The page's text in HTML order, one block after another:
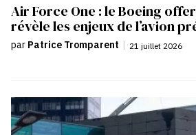
Air Force One : le Boeing
révèle les enjeux de l’avion
par Patrice Tromparent | 21 juillet 2026